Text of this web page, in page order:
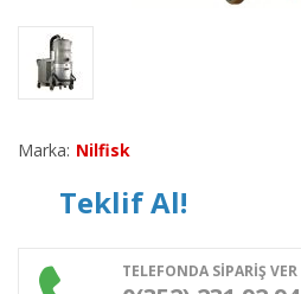
Marka: Nilfisk
Teklif Al!
TELEFONDA SİPARİŞ VER